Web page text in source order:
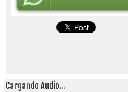
Cargando Audio...